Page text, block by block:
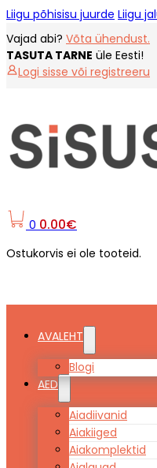
Liigu põhisisu juurde Liigu
Vajad abi? Võta ühendust.
TASUTA TARNE üle Eesti!
Logi sisse või registreeru
0 0.00€
Ostukorvis ei ole tooteid.
AVALEHT
Blogi
AED
Aiadiivanid
Aiakiiged
Aiakomplektid